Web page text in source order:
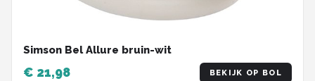
Simson Bel Allure bruin-wit
€ 21,98 BEKIJK OP BOL